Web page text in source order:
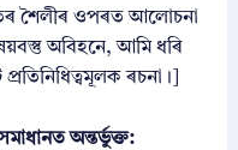
শৈলীৰ ওপৰত আলোচনা
অবিহনে, আমি ধৰি
ৰচনা।]
অন্তৰ্ভুক্ত: